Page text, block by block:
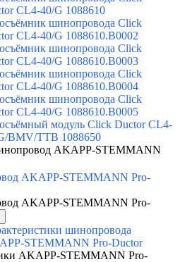
CL4-40/G 1088610
шинопровода Click
CL4-40/G 1088610.B0002
шинопровода Click
CL4-40/G 1088610.B0003
шинопровода Click
CL4-40/G 1088610.B0004
шинопровода Click
CL4-40/G 1088610.B0005
модуль Click Ductor CL4-
BMV/TTB 1088650
AKAPP-STEMMANN
AKAPP-STEMMANN Pro-
AKAPP-STEMMANN Pro-
шинопровода
STEMMANN Pro-Ductor
AKAPP-STEMMANN Pro-